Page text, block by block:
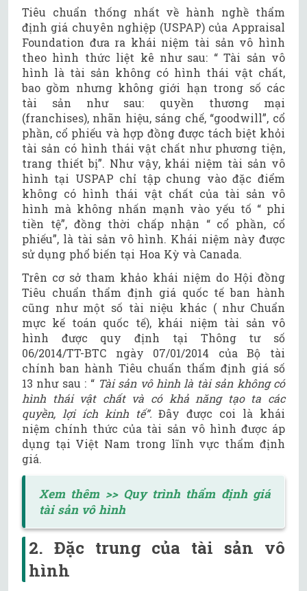
Tiêu chuẩn thống nhất về hành nghề thẩm
định giá chuyên nghiệp (USPAP) của Appraisal
Foundation đưa ra khái niệm tài sản vô hình
theo hình thức liệt kê như sau: “ Tài sản vô
hình là tài sản không có hình thái vật chất,
bao gồm nhưng không giới hạn trong số các
tài sản như sau: quyền thương mại
(franchises), nhãn hiệu, sáng chế, “goodwill”, cổ
phần, cổ phiếu và hợp đồng được tách biệt khỏi
tài sản có hình thái vật chất như phương tiện,
trang thiết bị”. Như vậy, khái niệm tài sản vô
hình tại USPAP chỉ tập chung vào đặc điểm
không có hình thái vật chất của tài sản vô
hình mà không nhấn mạnh vào yếu tố “ phi
tiền tệ”, đồng thời chấp nhận “ cổ phần, cổ
phiếu”, là tài sản vô hình. Khái niệm này được
sử dụng phổ biến tại Hoa Kỳ và Canada.
Trên cơ sở tham khảo khái niệm do Hội đồng
Tiêu chuẩn thẩm định giá quốc tế ban hành
cũng như một số tài niệu khác ( như Chuẩn
mực kế toán quốc tế), khái niệm tài sản vô
hình được quy định tại Thông tư số
06/2014/TT-BTC ngày 07/01/2014 của Bộ tài
chính ban hành Tiêu chuẩn thẩm định giá số
13 như sau : “Tài sản vô hình là tài sản không có
hình thái vật chất và có khả năng tạo ta các
quyền, lợi ích kinh tế”.Đây được coi là khái
niệm chính thức của tài sản vô hình được áp
dụng tại Việt Nam trong lĩnh vực thẩm định
giá.
Xem thêm >> Quy trình thẩm định giá
tài sản vô hình
2. Đặc trung của tài sản vô
hình